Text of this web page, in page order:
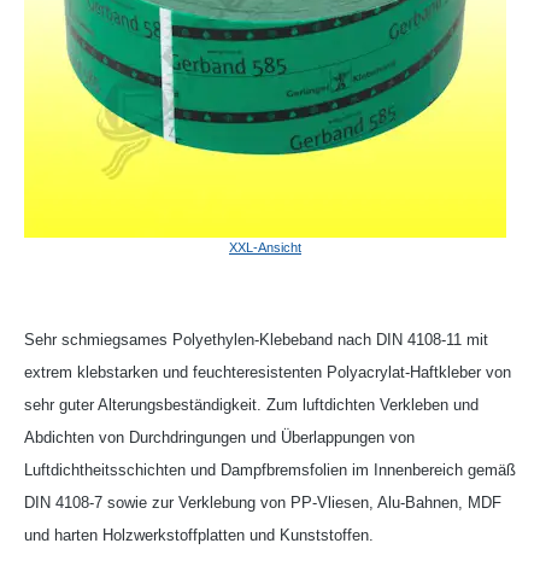
XXL-Ansicht
Sehr schmiegsames Polyethylen-Klebeband nach DIN 4108-11 mit
extrem klebstarken und feuchteresistenten Polyacrylat-Haftkleber von
sehr guter Alterungsbeständigkeit. Zum luftdichten Verkleben und
Abdichten von Durchdringungen und Überlappungen von
Luftdichtheitsschichten und Dampfbremsfolien im Innenbereich gemäß
DIN 4108-7 sowie zur Verklebung von PP-Vliesen, Alu-Bahnen, MDF
und harten Holzwerkstoffplatten und Kunststoffen.